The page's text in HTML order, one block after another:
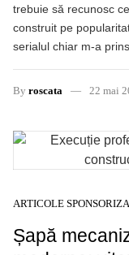
trebuie să recunosc
construit pe
serialul chiar m-a
By roscata 22 mai
ARTICOLE
Șapă